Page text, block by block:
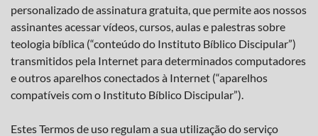
personalizado de assinatura gratuita, que permite aos nossos
assinantes acessar vídeos, cursos, aulas e palestras sobre
teologia bíblica (“conteúdo do Instituto Bíblico Discipular”)
transmitidos pela Internet para determinados computadores
e outros aparelhos conectados à Internet (“aparelhos
compatíveis com o Instituto Bíblico Discipular”).
Estes Termos de uso regulam a sua utilização do serviço